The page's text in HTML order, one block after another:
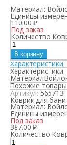
Материал:
Единицы
110.00₽
Под заказ
Количество
В корзину
Характеристики
Характеристики
Материал
Похожие товары
Артикул:565713
Коврик для
Материал:
Единицы
Под заказ
387.00 ₽
Количество